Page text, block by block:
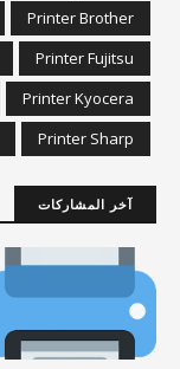
Printer Brother
Printer Fujitsu
Printer Kyocera
Printer Sharp
آخر المشاركات